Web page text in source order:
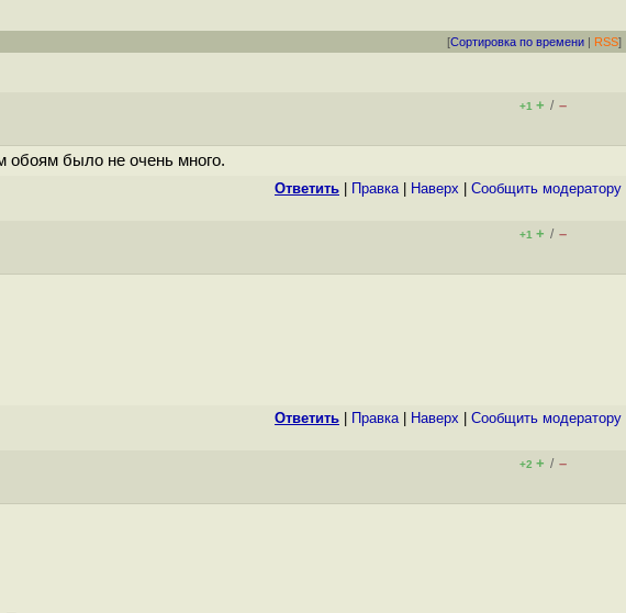
[Сортировка по времени | RSS]
+1 + / –
обоям было не очень много.
Ответить Правка| Наверх Cообщить модератору
+1 + / –
Ответить Правка| Наверх Cообщить модератору
+2 + / –